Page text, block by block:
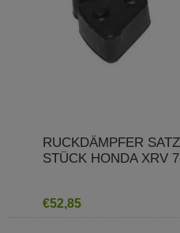
RUCKDÄMPFER
STÜCK HONDA XRV
€52,85